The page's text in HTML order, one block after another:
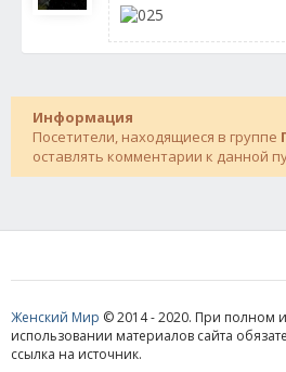
Информация
Посетители, находящиеся в группе
оставлять комментарии к данной
Женский Мир © 2014 - 2020. При полном
использовании материалов сайта
ссылка на источник.